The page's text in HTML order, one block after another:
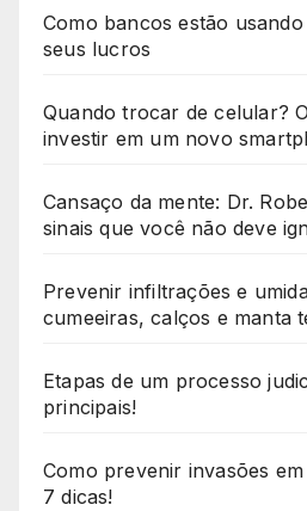
Como bancos estão
seus lucros
Quando trocar de celular?
investir em um novo
Cansaço da mente: Dr.
sinais que você não deve
Prevenir infiltrações e
cumeeiras, calços e manta
Etapas de um processo
principais!
Como prevenir invasões
7 dicas!